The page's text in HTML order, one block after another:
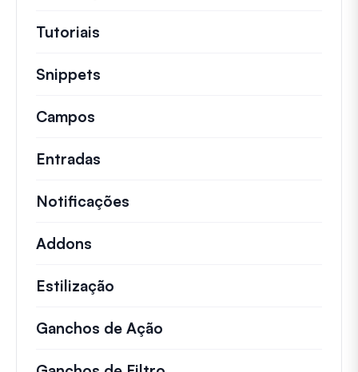
Tutoriais
Snippets
Campos
Entradas
Notificações
Addons
Estilização
Ganchos de Ação